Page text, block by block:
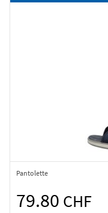
Pantolette
79.80 CHF